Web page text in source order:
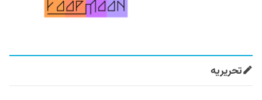
تحریریه